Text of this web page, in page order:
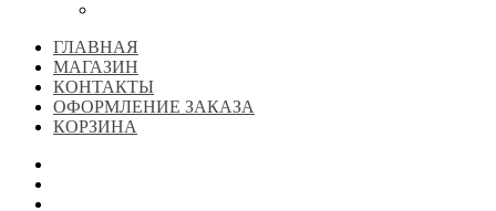
ГЛАВНАЯ
МАГАЗИН
КОНТАКТЫ
ОФОРМЛЕНИЕ ЗАКАЗА
КОРЗИНА